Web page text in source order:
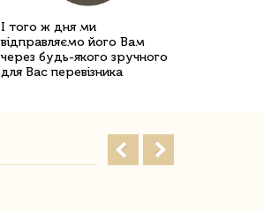
І того ж дня ми
відправляємо його Вам
через будь-якого зручного
для Вас перевізника